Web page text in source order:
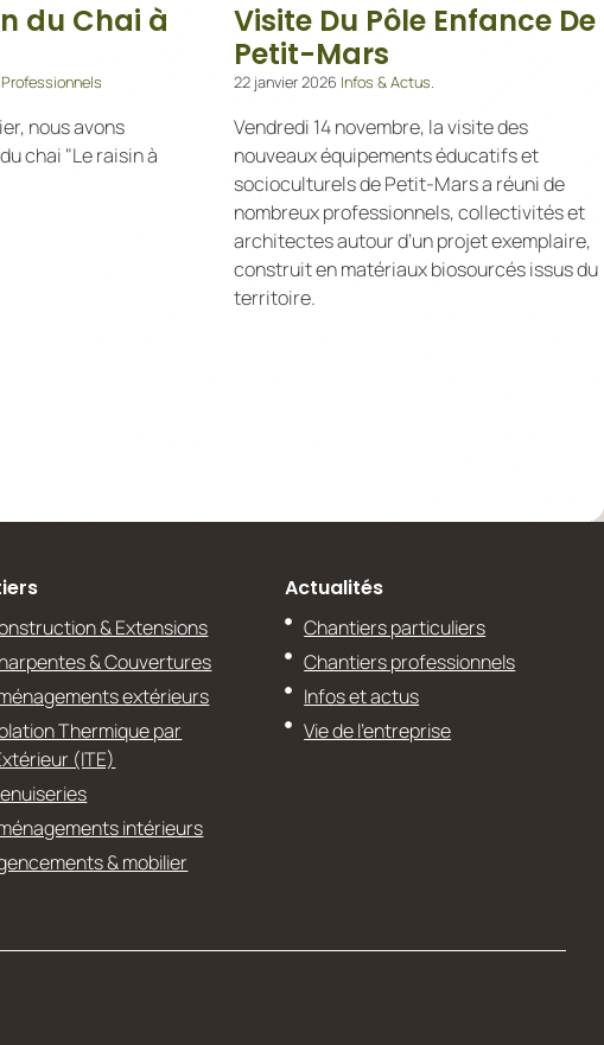
du Chai à
Professionnels
nous avons
chai "Le raisin à
Visite Du Pôle Enfance De
Petit-Mars
22 janvier 2026 Infos & Actus.
Vendredi 14 novembre, la visite des
nouveaux équipements éducatifs et
socioculturels de Petit-Mars a réuni de
nombreux professionnels, collectivités et
architectes autour d’un projet exemplaire,
construit en matériaux biosourcés issus du
territoire.
& Extensions
& Couvertures
extérieurs
Thermique par
(ITE)
intérieurs
& mobilier
Actualités
Chantiers particuliers
Chantiers professionnels
Infos et actus
Vie de l’entreprise